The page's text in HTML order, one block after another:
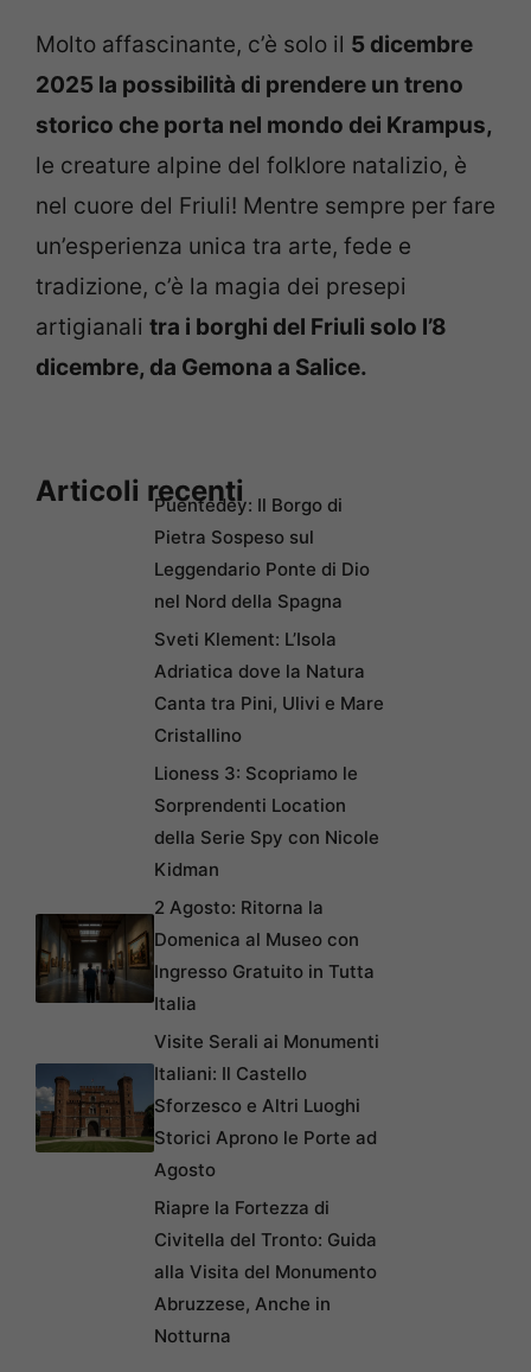
Molto affascinante, c’è solo il 5 dicembre
2025 la possibilità di prendere un treno
storico che porta nel mondo dei Krampus,
le creature alpine del folklore natalizio, è
nel cuore del Friuli! Mentre sempre per fare
un’esperienza unica tra arte, fede e
tradizione, c’è la magia dei presepi
artigianali tra i borghi del Friuli solo l’8
dicembre, da Gemona a Salice.
Articoli recentiPuentedey: Il Borgo di
Pietra Sospeso sul
Leggendario Ponte di Dio
nel Nord della Spagna
Sveti Klement: L’Isola
Adriatica dove la Natura
Canta tra Pini, Ulivi e Mare
Cristallino
Lioness 3: Scopriamo le
Sorprendenti Location
della Serie Spy con Nicole
Kidman
2 Agosto: Ritorna la
Domenica al Museo con
Ingresso Gratuito in Tutta
Italia
Visite Serali ai Monumenti
Italiani: Il Castello
Sforzesco e Altri Luoghi
Storici Aprono le Porte ad
Agosto
Riapre la Fortezza di
Civitella del Tronto: Guida
alla Visita del Monumento
Abruzzese, Anche in
Notturna